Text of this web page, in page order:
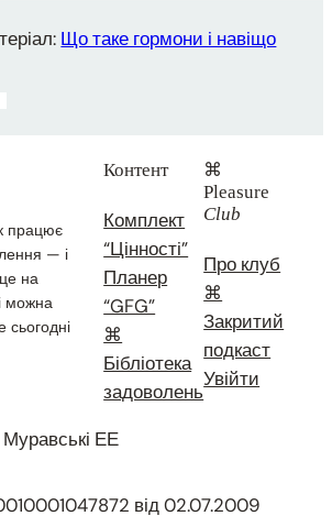
Що таке гормони і навіщо
працює
— і
на
можна
сьогодні
Контент
Комплект
“Цінності”
Планер
“GFG”
⌘
Бібліотека
задоволень
⌘
Pleasure
Club
Про клуб
⌘
Закритий
подкаст
Увійти
ЕЕ
від 02.07.2009